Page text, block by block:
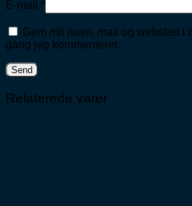
E-mail *
Gem mit navn, mail og websted i
gang jeg kommenterer.
Relaterede varer